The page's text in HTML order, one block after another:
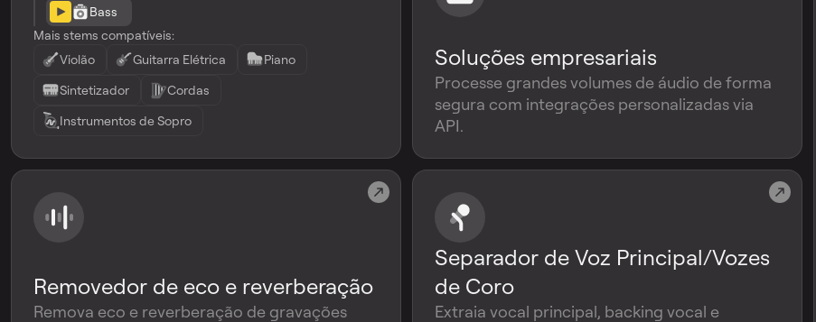
Bass
Mais stems compatíveis:
Violão
Guitarra Elétrica
Piano
Sintetizador
Cordas
Instrumentos de Sopro
Soluções empresariais
Processe grandes volumes de áudio de forma
segura com integrações personalizadas via
API.
Removedor de eco e reverberação
Remova eco e reverberação de gravações
Separador de Voz Principal/Vozes
de Coro
Extraia vocal principal, backing vocal e